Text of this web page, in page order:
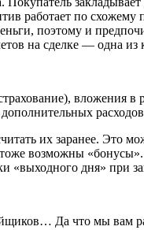
работает по
поэтому и
на сделке — одна
их заранее. Это
возможны
дня» при
Да что мы вам